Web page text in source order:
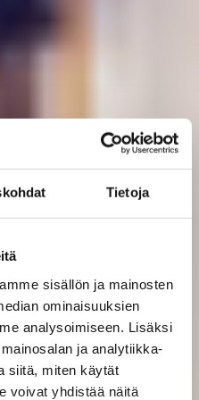
Tietoja
sisällön ja mainosten
ominaisuuksien
analysoimiseen. Lisäksi
ja analytiikka-
siitä, miten käytät
voivat yhdistää näitä